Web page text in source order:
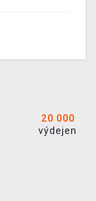
20 000
výdejen